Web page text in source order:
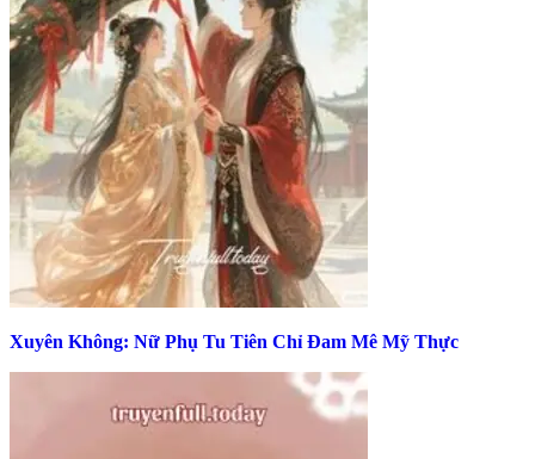
Xuyên Không: Nữ Phụ Tu Tiên Chỉ Đam Mê Mỹ Thực